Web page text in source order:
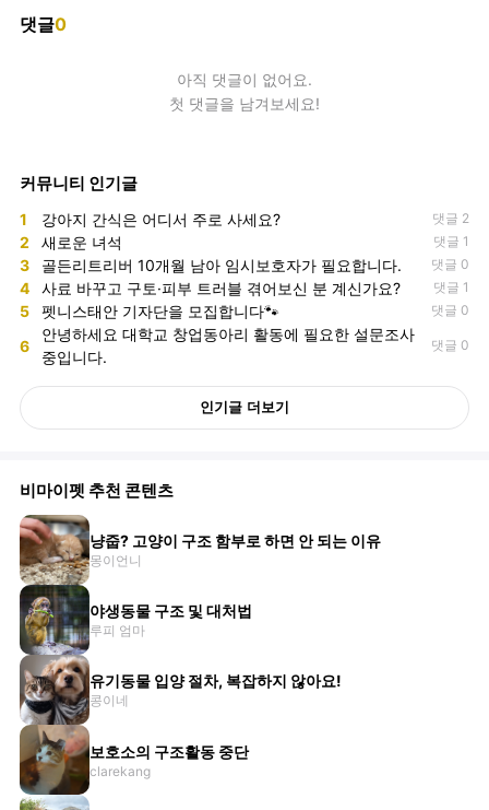
댓글0
아직 댓글이 없어요.
첫 댓글을 남겨보세요!
커뮤니티 인기글
1 강아지 간식은 어디서 주로 사세요? 댓글 2
2 새로운 녀석 댓글 1
3 골든리트리버 10개월 남아 임시보호자가 필요합니다. 댓글 0
4 사료 바꾸고 구토·피부 트러블 겪어보신 분 계신가요? 댓글 1
5 펫니스태안 기자단을 모집합니다🐾 댓글 0
6
안녕하세요 대학교 창업동아리 활동에 필요한 설문조사
중입니다.
댓글 0
인기글 더보기
비마이펫 추천 콘텐츠
냥줍? 고양이 구조 함부로 하면 안 되는 이유
몽이언니
야생동물 구조 및 대처법
루피 엄마
유기동물 입양 절차, 복잡하지 않아요!
콩이네
보호소의 구조활동 중단
clarekang